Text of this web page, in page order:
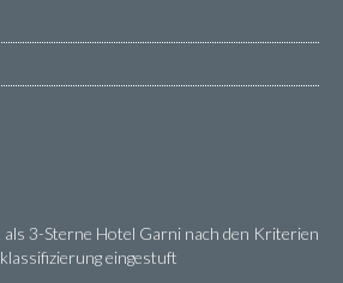
als 3-Sterne Hotel Garni nach den Kriterien
eingestuft